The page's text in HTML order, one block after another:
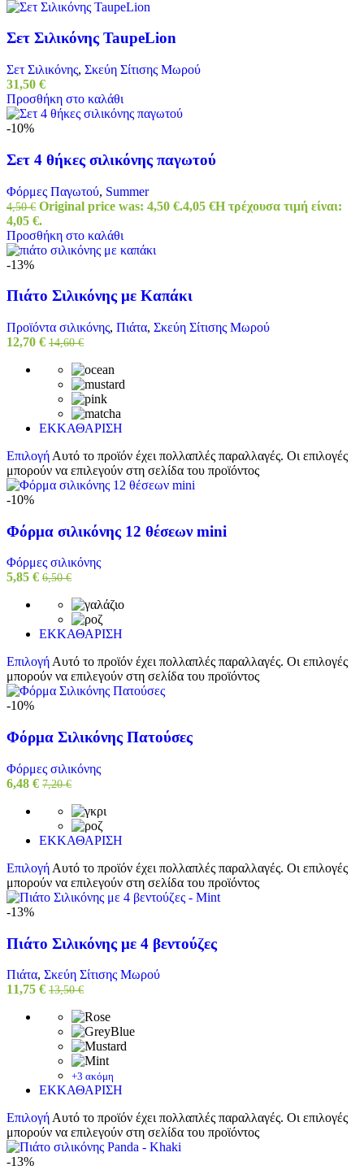
Σετ Σιλικόνης TaupeLion
Σετ Σιλικόνης, Σκεύη Σίτισης Μωρού
31,50 €
Προσθήκη στο καλάθι
-10%
Σετ 4 θήκες σιλικόνης παγωτού
Φόρμες Παγωτού, Summer
4,50€ Original price was: 4,50 €.4,05 €Η τρέχουσα τιμή είναι:
4,05 €.
Προσθήκη στο καλάθι
-13%
Πιάτο Σιλικόνης με Καπάκι
Προϊόντα σιλικόνης, Πιάτα, Σκεύη Σίτισης Μωρού
12,70 € 14,60€
ΕΚΚΑΘΑΡΙΣΗ
Επιλογή Αυτό το προϊόν έχει πολλαπλές παραλλαγές. Οι επιλογές
μπορούν να επιλεγούν στη σελίδα του προϊόντος
-10%
Φόρμα σιλικόνης 12 θέσεων mini
Φόρμες σιλικόνης
5,85 € 6,50€
ΕΚΚΑΘΑΡΙΣΗ
Επιλογή Αυτό το προϊόν έχει πολλαπλές παραλλαγές. Οι επιλογές
μπορούν να επιλεγούν στη σελίδα του προϊόντος
-10%
Φόρμα Σιλικόνης Πατούσες
Φόρμες σιλικόνης
6,48 € 7,20€
ΕΚΚΑΘΑΡΙΣΗ
Επιλογή Αυτό το προϊόν έχει πολλαπλές παραλλαγές. Οι επιλογές
μπορούν να επιλεγούν στη σελίδα του προϊόντος
-13%
Πιάτο Σιλικόνης με 4 βεντούζες
Πιάτα, Σκεύη Σίτισης Μωρού
11,75 € 13,50€
+3 ακόμη
ΕΚΚΑΘΑΡΙΣΗ
Επιλογή Αυτό το προϊόν έχει πολλαπλές παραλλαγές. Οι επιλογές
μπορούν να επιλεγούν στη σελίδα του προϊόντος
-13%